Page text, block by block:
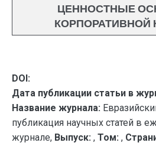
ЦЕННОСТНЫЕ
КОРПОРАТИВНОЙ
DOI:
Дата публикации статьи в
Название журнала:
публикация научных статей в
журнале, Выпуск: , Том: ,